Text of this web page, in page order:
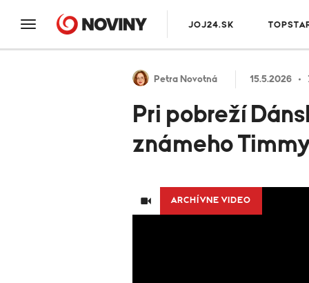
JOJ24.SK
Petra Novotná 15.5.2026
Pri pobreží
známeho
ARCHÍVNE VIDEO